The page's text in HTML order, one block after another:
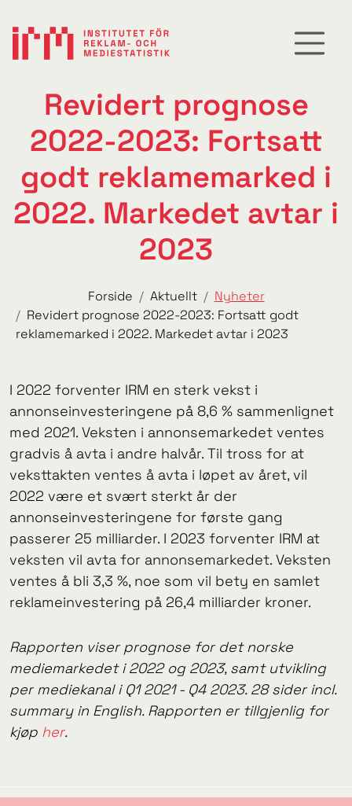
Revidert prognose
2022-2023: Fortsatt
godt reklamemarked i
2022. Markedet avtar i
2023
Forside Aktuellt
Nyheter
Revidert prognose 2022-2023: Fortsatt godt
reklamemarked i 2022. Markedet avtar i 2023
I 2022 forventer IRM en sterk vekst i
annonseinvesteringene på 8,6 % sammenlignet
med 2021. Veksten i annonsemarkedet ventes
gradvis å avta i andre halvår. Til tross for at
veksttakten ventes å avta i løpet av året, vil
2022 være et svært sterkt år der
annonseinvesteringene for første gang
passerer 25 milliarder. I 2023 forventer IRM at
veksten vil avta for annonsemarkedet. Veksten
ventes å bli 3,3 %, noe som vil bety en samlet
reklameinvestering på 26,4 milliarder kroner.
Rapporten viser prognose for det norske
mediemarkedet i 2022 og 2023, samt utvikling
per mediekanal i Q1 2021 - Q4 2023. 28 sider incl.
summary in English. Rapporten er tillgjenlig for
kjøp her.